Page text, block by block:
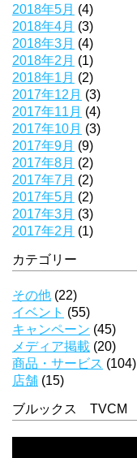
2018年5月 (4)
2018年4月 (3)
2018年3月 (4)
2018年2月 (1)
2018年1月 (2)
2017年12月 (3)
2017年11月 (4)
2017年10月 (3)
2017年9月 (9)
2017年8月 (2)
2017年7月 (2)
2017年5月 (2)
2017年3月 (3)
2017年2月 (1)
カテゴリー
その他 (22)
イベント (55)
キャンペーン (45)
メディア掲載 (20)
商品・サービス (104)
店舗 (15)
ブルックス TVCM